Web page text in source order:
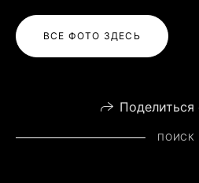
ВСЕ ФОТО ЗДЕСЬ
Поделиться
ПОИСК